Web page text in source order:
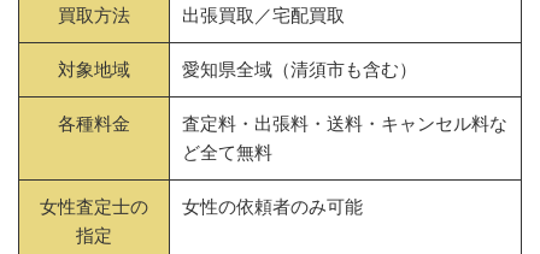
買取方法 出張買取／宅配買取
対象地域 愛知県全域（清須市も含む）
各種料金
査定料・出張料・送料・キャンセル料な
ど全て無料
女性査定士の
指定
女性の依頼者のみ可能